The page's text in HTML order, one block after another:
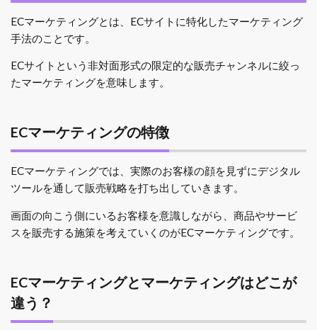
ECマーケティングとは、ECサイトに特化したマーケティング
手法のことです。
ECサイトという非対面形式の限定的な販売チャンネルに絞っ
たマーケティングを意味します。
ECマーケティングの特徴
ECマーケティングでは、実際のお客様の顔を見ずにデジタル
ツールを通して販売戦略を打ち出していきます。
画面の向こう側にいるお客様を意識しながら、商品やサービ
スを販売する施策を考えていくのがECマーケティングです。
ECマーケティングとマーケティングはどこが
違う？